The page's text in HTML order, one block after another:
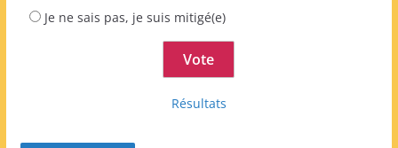
Je ne sais pas, je suis mitigé(e)
Résultats